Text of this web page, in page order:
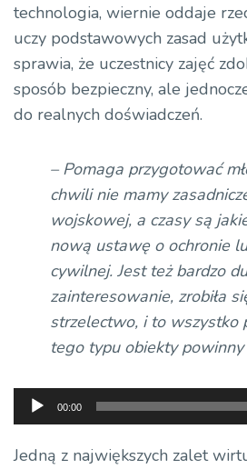
technologia, wiernie oddaje
uczy podstawowych zasad
sprawia, że uczestnicy zajęć
sposób bezpieczny, ale
do realnych doświadczeń.
– Pomaga przygotować
chwili nie mamy
wojskowej, a czasy są
nową ustawę o ochronie
cywilnej. Jest też bardzo
zainteresowanie, zrobiła
strzelectwo, i to wszystko
tego typu obiekty
Odtwarzacz
plików
dźwiękowych
00:00
Jedną z największych zalet